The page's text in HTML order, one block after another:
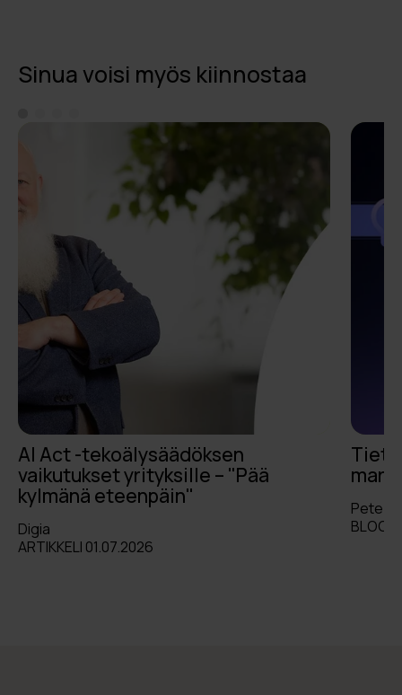
Sinua voisi myös kiinnostaa
AI Act -tekoälysäädöksen
vaikutukset yrityksille – "Pää
kylmänä eteenpäin"
Digia
ARTIKKELI 01.07.2026
Pete
BLOGI